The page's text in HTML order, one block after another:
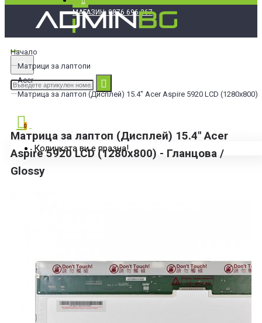
МАГАЗИН: 0876 696 367
0
Количката ви е празна!
Начало
Матрици за лаптопи
Acer
Матрица за лаптоп (Дисплей) 15.4" Acer Aspire 5920 LCD (1280x800)
Матрица за лаптоп (Дисплей) 15.4" Acer
Aspire 5920 LCD (1280x800) - Гланцова /
Glossy